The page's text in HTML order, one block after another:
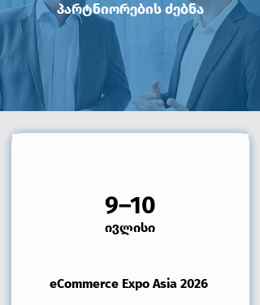
პარტნიორების ძებნა
9–10
ივლისი
eCommerce Expo Asia 2026